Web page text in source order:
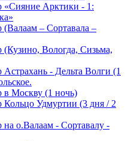
«Сияние Арктики - 1:
– Сортавала –
Вологда, Сизьма,
- Дельта Волги (1
в Москву (1 ночь)
Удмуртии (3 дня / 2
о.Валаам - Сортавалу -